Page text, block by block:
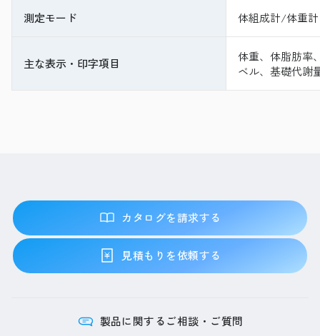
測定モード 体組成計/体重計
主な表示・印字項目
体重、体脂肪率
ベル、基礎代謝
カタログを請求する
見積もりを依頼する
製品に関するご相談・ご質問